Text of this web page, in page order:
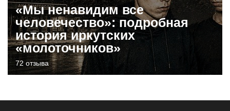
«Мы ненавидим все
человечество»: подробная
история иркутских
«молоточников»
72 отзыва